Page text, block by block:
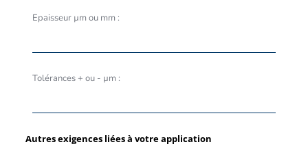
Epaisseur µm ou mm :
Tolérances + ou - µm :
Autres exigences liées à votre application